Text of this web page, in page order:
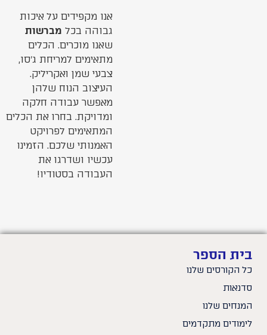
אנו מקפידים על איכות
גבוהה בכלמברשות
שאנו מוכרים. הכלים
מתאימים למריחת ג’סו,
צבעי שמן ואקריליק.
העיצוב הנוח שלהן
מאפשר עבודה חלקה
ומדויקת. בחרו את הכלים
המתאימים לפרויקט
האמנותי שלכם. הזמינו
עכשיו ושדרגו את
העבודה בסטודיו!
בית הספר
כל הקורסים שלנו
סדנאות
המנחים שלנו
לימודים מתקדמים